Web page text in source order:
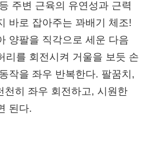
주변 근육의 유연성과 근력
바로 잡아주는 꽈배기 체조!
양팔을 직각으로 세운 다음
리를 회전시켜 거울을 보듯 손
작을 좌우 반복한다. 팔꿈치,
천히 좌우 회전하고, 시원한
된다.